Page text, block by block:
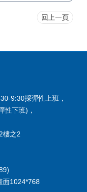
回上一頁
9:30採彈性上班，
性下班)，
樓之2
面1024*768